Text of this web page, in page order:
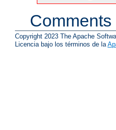
Copyright 2023 The Apache
Licencia bajo los términos de la